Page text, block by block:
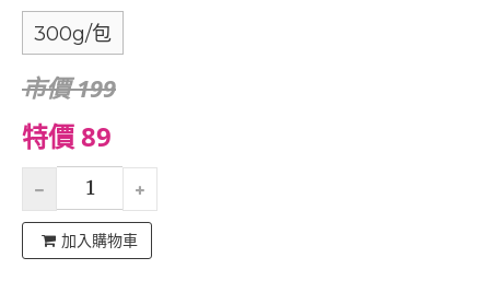
300g/包
市價 199
特價 89
加入購物車